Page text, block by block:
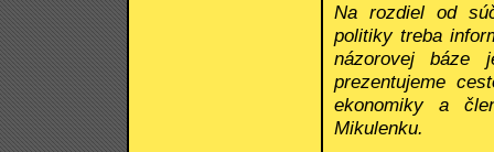
Na rozdiel od
politiky treba
názorovej báze
prezentujeme
ekonomiky a
Mikulenku.